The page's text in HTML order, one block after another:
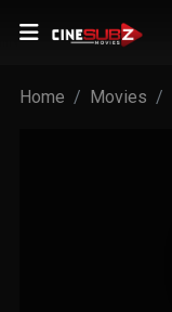
Home Movies